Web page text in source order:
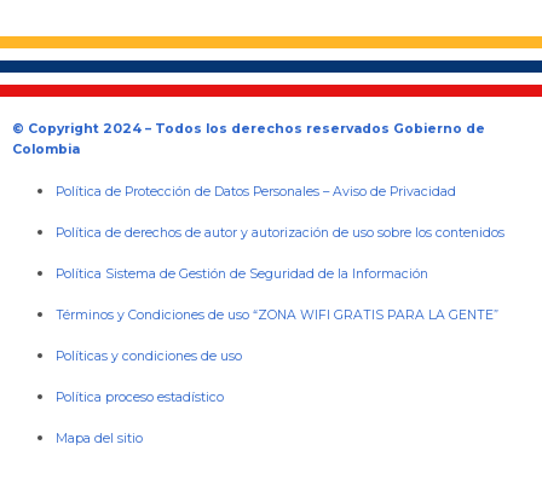
© Copyright 2024 – Todos los derechos reservados Gobierno de
Colombia
Política de Protección de Datos Personales –Aviso de Privacidad
Política de derechos de autor y autorización de uso sobre los contenidos
Política Sistema de Gestión de Seguridad de la Información
Términos y Condiciones de uso “ZONA WIFI GRATIS PARA LA GENTE”
Políticas y condiciones de uso
Política proceso estadístico
Mapa del sitio